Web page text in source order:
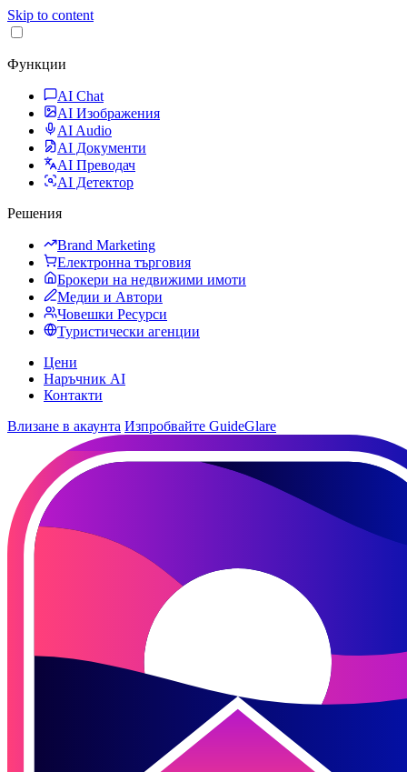
Skip to content
Функции
AI Chat
AI Изображения
AI Audio
AI Документи
AI Преводач
AI Детектор
Решения
Brand Marketing
Електронна търговия
Брокери на недвижими имоти
Медии и Автори
Човешки Ресурси
Туристически агенции
Цени
Наръчник AI
Контакти
Влизане в акаунта Изпробвайте GuideGlare